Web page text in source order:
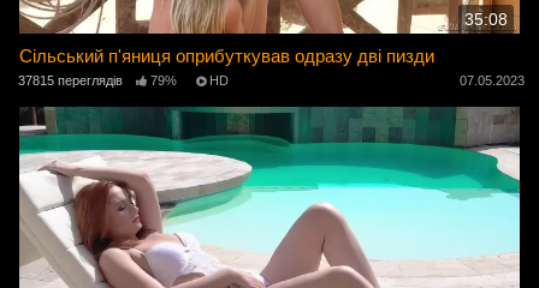
35:08
Сільський п'яниця оприбуткував одразу дві пизди
37815 переглядів 79% HD 07.05.2023